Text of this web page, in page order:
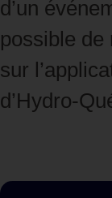
d’un
possible de
sur